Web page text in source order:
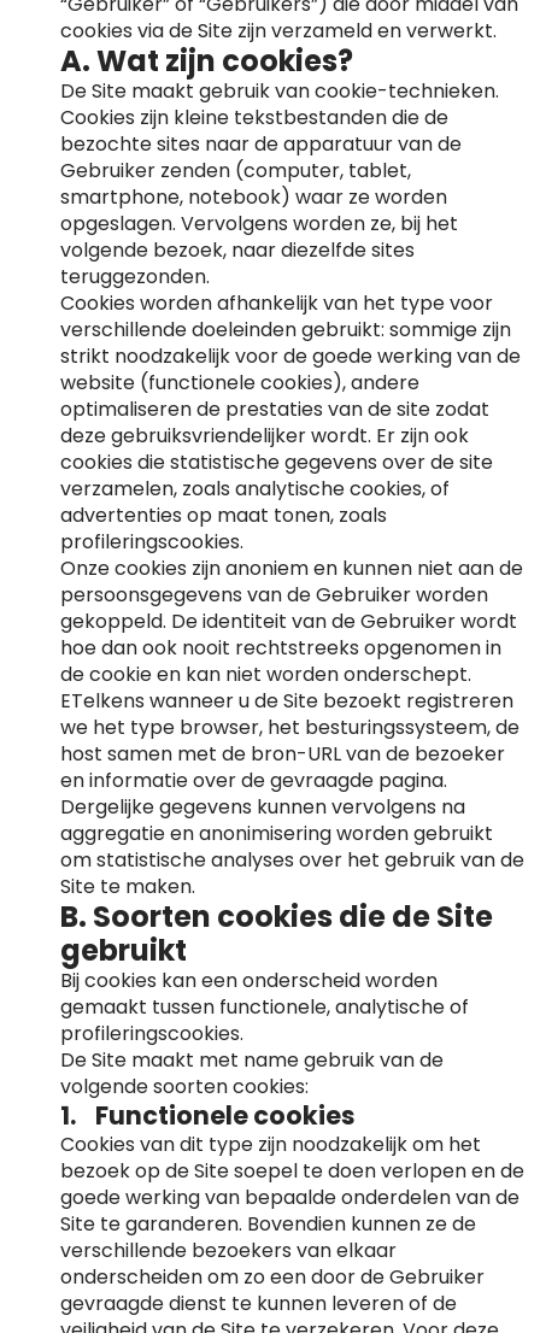
cookies via de Site zijn verzameld en verwerkt.
A. Wat zijn cookies?
De Site maakt gebruik van cookie-technieken.
Cookies zijn kleine tekstbestanden die de
bezochte sites naar de apparatuur van de
Gebruiker zenden (computer, tablet,
smartphone, notebook) waar ze worden
opgeslagen. Vervolgens worden ze, bij het
volgende bezoek, naar diezelfde sites
teruggezonden.
Cookies worden afhankelijk van het type voor
verschillende doeleinden gebruikt: sommige zijn
strikt noodzakelijk voor de goede werking van de
website (functionele cookies), andere
optimaliseren de prestaties van de site zodat
deze gebruiksvriendelijker wordt. Er zijn ook
cookies die statistische gegevens over de site
verzamelen, zoals analytische cookies, of
advertenties op maat tonen, zoals
profileringscookies.
Onze cookies zijn anoniem en kunnen niet aan de
persoonsgegevens van de Gebruiker worden
gekoppeld. De identiteit van de Gebruiker wordt
hoe dan ook nooit rechtstreeks opgenomen in
de cookie en kan niet worden onderschept.
ETelkens wanneer u de Site bezoekt registreren
we het type browser, het besturingssysteem, de
host samen met de bron-URL van de bezoeker
en informatie over de gevraagde pagina.
Dergelijke gegevens kunnen vervolgens na
aggregatie en anonimisering worden gebruikt
om statistische analyses over het gebruik van de
Site te maken.
B. Soorten cookies die de Site
gebruikt
Bij cookies kan een onderscheid worden
gemaakt tussen functionele, analytische of
profileringscookies.
De Site maakt met name gebruik van de
volgende soorten cookies:
1. Functionele cookies
Cookies van dit type zijn noodzakelijk om het
bezoek op de Site soepel te doen verlopen en de
goede werking van bepaalde onderdelen van de
Site te garanderen. Bovendien kunnen ze de
verschillende bezoekers van elkaar
onderscheiden om zo een door de Gebruiker
gevraagde dienst te kunnen leveren of de